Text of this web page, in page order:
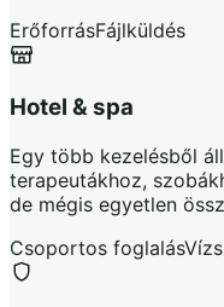
ErőforrásFájlküldés
Hotel & spa
Egy több kezelésből
terapeutákhoz,
de mégis egyetlen
Csoportos foglalás